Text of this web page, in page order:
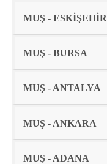
MUŞ - ESKİŞEHİR
MUŞ - BURSA
MUŞ - ANTALYA
MUŞ - ANKARA
MUŞ - ADANA